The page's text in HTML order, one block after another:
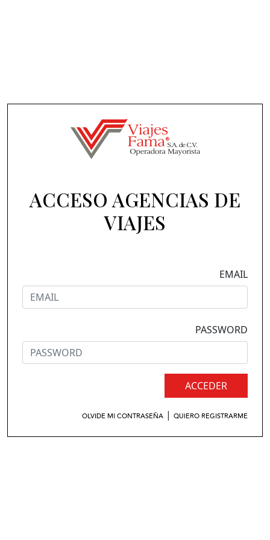
ACCESO AGENCIAS DE
VIAJES
EMAIL
PASSWORD
ACCEDER
OLVIDE MI CONTRASEÑA | QUIERO REGISTRARME